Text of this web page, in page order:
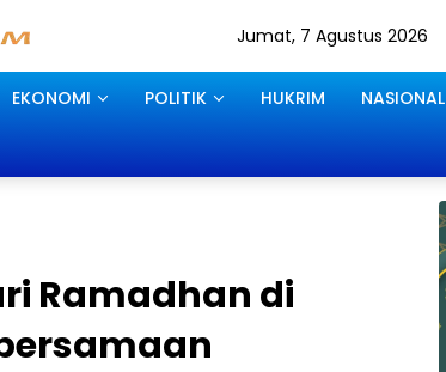
Jumat, 7 Agustus 2026
EKONOMI POLITIK HUKRIM NASIONAL
Ramadhan di